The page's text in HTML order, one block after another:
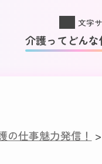
文字
介護ってどん
の仕事魅力発信！ >